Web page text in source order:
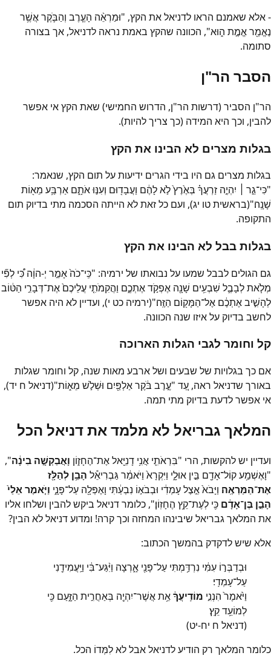
- אלא שאמנם הראו לדניאל את הקץ, "וּמַרְאֵ֨ה הָעֶ֧רֶב וְהַבֹּ֛קֶר אֲשֶׁ֥ר
נֶאֱמַ֖ר אֱמֶ֣ת ה֑וּא", הכוונה שהקץ באמת נראה לדניאל, אך בצורה
סתומה.
הסבר הר"ן
הר"ן הסביר (דרשות הר"ן, הדרוש החמישי) שאת הקץ אי אפשר
להבין, וכך היא המידה (כך צריך להיות).
בגלות מצרים לא הבינו את הקץ
בגלות מצרים גם היו בידי הגרים ידיעות על תום הקץ, שנאמר:
"כִּי־גֵ֣ר ׀ יִהְיֶ֣ה זַרְעֲךָ֗ בְּאֶ֙רֶץ֙ לֹ֣א לָהֶ֔ם וַעֲבָד֖וּם וְעִנּ֣וּ אֹתָ֑ם אַרְבַּ֥ע מֵא֖וֹת
שָׁנָֽה׃"(בראשית טו יג), ועם כל זאת לא הייתה הסכמה מתי בדיוק תום
התקופה.
בגלות בבל לא הבינו את הקץ
גם הגולים לבבל שמעו על נבואתו של ירמיה: "כִּֽי־כֹה֙ אָמַ֣ר יְ-הוָ֔ה כִּ֠י לְפִ֞י
מְלֹ֧את לְבָבֶ֛ל שִׁבְעִ֥ים שָׁנָ֖ה אֶפְקֹ֣ד אֶתְכֶ֑ם וַהֲקִמֹתִ֤י עֲלֵיכֶם֙ אֶת־דְּבָרִ֣י הַטּ֔וֹב
לְהָשִׁ֣יב אֶתְכֶ֔ם אֶל־הַמָּק֖וֹם הַזֶּֽה׃"(ירמיה כט י), ועדיין לא היה אפשר
לחשב בדיוק על איזו שנה הכוונה.
קל וחומר לגבי הגלות הארוכה
אם כך בגלויות של שבעים ושל ארבע מאות שנה, קל וחומר שגלות
באורך שדניאל ראה, עַ֚ד "עֶ֣רֶב בֹּ֔קֶר אַלְפַּ֖יִם וּשְׁלֹ֣שׁ מֵא֑וֹת"(דניאל ח יד),
אי אפשר לדעת בדיוק מתי תמה.
המלאך גבריאל לא מלמד את דניאל הכל
ועדיין יש להקשות, הרי "בִּרְאֹתִ֛י אֲנִ֥י דָנִיֵּ֖אל אֶת־הֶחָז֑וֹן וָאֲבַקְשָׁ֣ה בִינָ֔ה",
"וָאֶשְׁמַ֥ע קוֹל־אָדָ֖ם בֵּ֣ין אוּלָ֑י וַיִּקְרָא֙ וַיֹּאמַ֔ר גַּבְרִיאֵ֕ל הָבֵ֥ן לְהַלָּ֖ז
אֶת־הַמַּרְאֶֽה ׃ וַיָּבֹא֙ אֵ֣צֶל עָמְדִ֔י וּבְבֹא֣וֹ נִבְעַ֔תִּי וָאֶפְּלָ֖ה עַל־פָּנָ֑י וַיֹּ֤אמֶר אֵלַי֙
הָבֵ֣ן בֶּן־אָדָ֔ם כִּ֖י לְעֶת־קֵ֥ץ הֶחָזֽוֹן׃", כלומר דניאל ביקש להבין ושלחו אליו
את המלאך גבריאל שיבינהו המחזה וכך קרה! ומדוע דניאל לא הבין?
אלא שיש לדקדק בהמשך הכתוב:
וּבְדַבְּר֣וֹ עִמִּ֔י נִרְדַּ֥מְתִּי עַל־פָּנַ֖י אָ֑רְצָה וַיִּ֨גַּע־בִּ֔י וַיַּֽעֲמִידֵ֖נִי
עַל־עָמְדִֽי׃
וַיֹּ֙אמֶר֙ הִנְנִ֣י מוֹדִֽיעֲךָ֔אֵ֥ת אֲשֶׁר־יִהְיֶ֖ה בְּאַחֲרִ֣ית הַזָּ֑עַם כִּ֖י
לְמוֹעֵ֥ד קֵֽץ׃
(דניאל ח יח-יט)
כלומר המלאך רק הודיע לדניאל אבל לא לִמְּדוֹ הכל.